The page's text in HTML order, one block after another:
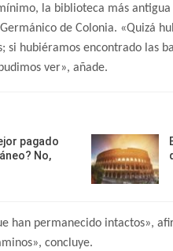
la biblioteca más
de Colonia. «Quizá
si hubiéramos encontrado las
ver», añade.
pagado
No,
han permanecido intactos»,
concluye.